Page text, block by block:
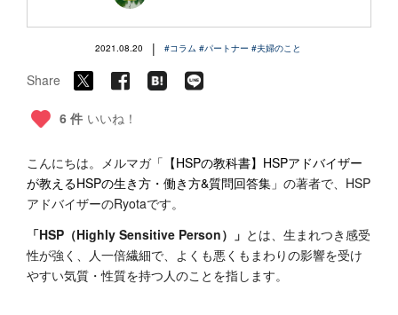
2021.08.20 | #コラム #パートナー #夫婦のこと
Share
6 件 いいね！
こんにちは。メルマガ「【HSPの教科書】HSPアドバイザー
が教えるHSPの生き方・働き方&質問回答集」 の著者で、HSP
アドバイザーのRyotaです。
「HSP（Highly Sensitive Person）」 とは、生まれつき感受
性が強く、人一倍繊細で、よくも悪くもまわりの影響を受け
やすい気質・性質を持つ人のことを指します。